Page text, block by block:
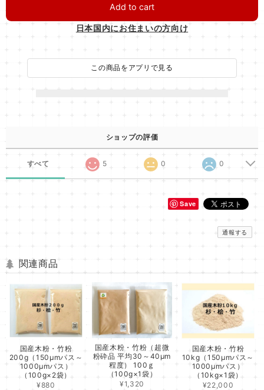
Add to cart
日本国内にお住まいの方向け
この商品をアプリで見る
ショップの評価
すべて 5 0 0
Save
通報する
関連商品
国産木粉・竹粉
200g（150μmパス～
1000μmパス）
（100g×2袋）
¥880
国産木粉・竹粉（超微
粉砕品 平均30～40μm
程度） 100ｇ
（100g×1袋）
¥1,320
国産木粉・竹粉
10kg（150μmパス～
1000μmパス）
（10kg×1袋）
¥22,000